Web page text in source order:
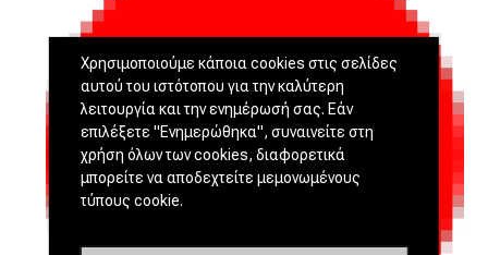
Χρησιμοποιούμε κάποια cookies στις σελίδες
αυτού του ιστότοπου για την καλύτερη
λειτουργία και την ενημέρωσή σας. Εάν
επιλέξετε "Ενημερώθηκα", συναινείτε στη
χρήση όλων των cookies, διαφορετικά
μπορείτε να αποδεχτείτε μεμονωμένους
τύπους cookie.